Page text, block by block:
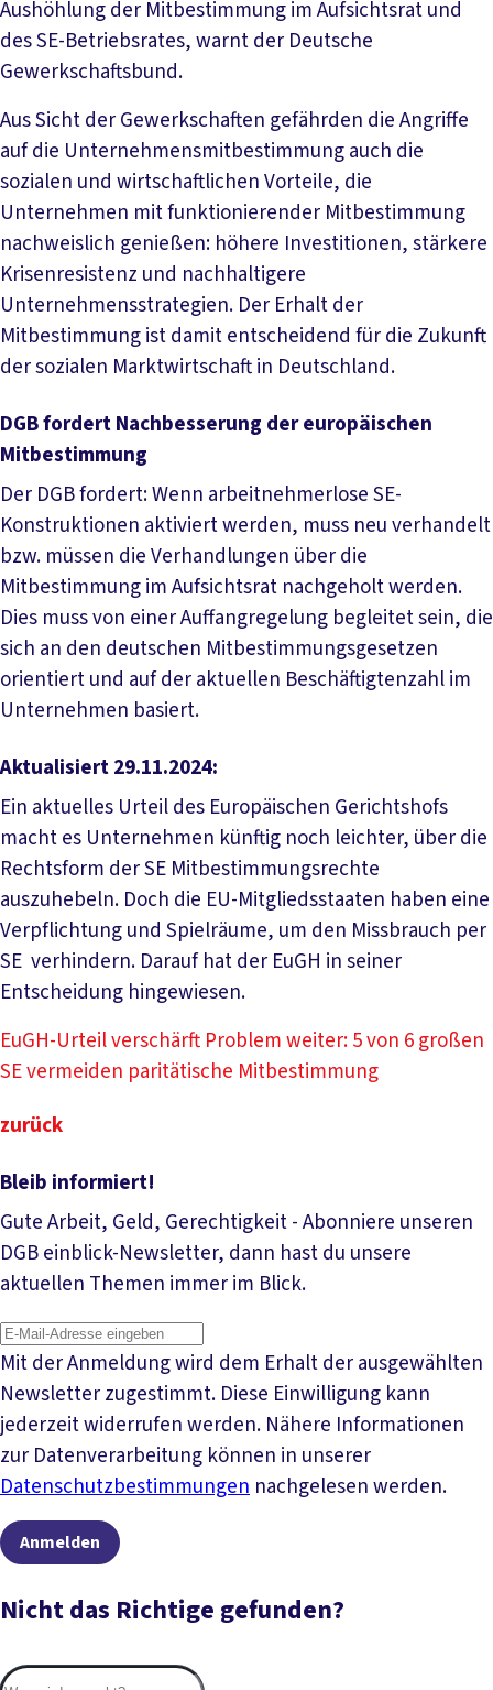
Aushöhlung der Mitbestimmung im Aufsichtsrat und
des SE-Betriebsrates, warnt der Deutsche
Gewerkschaftsbund.
Aus Sicht der Gewerkschaften gefährden die Angriffe
auf die Unternehmensmitbestimmung auch die
sozialen und wirtschaftlichen Vorteile, die
Unternehmen mit funktionierender Mitbestimmung
nachweislich genießen: höhere Investitionen, stärkere
Krisenresistenz und nachhaltigere
Unternehmensstrategien. Der Erhalt der
Mitbestimmung ist damit entscheidend für die Zukunft
der sozialen Marktwirtschaft in Deutschland.
DGB fordert Nachbesserung der europäischen
Mitbestimmung
Der DGB fordert: Wenn arbeitnehmerlose SE-
Konstruktionen aktiviert werden, muss neu verhandelt
bzw. müssen die Verhandlungen über die
Mitbestimmung im Aufsichtsrat nachgeholt werden.
Dies muss von einer Auffangregelung begleitet sein, die
sich an den deutschen Mitbestimmungsgesetzen
orientiert und auf der aktuellen Beschäftigtenzahl im
Unternehmen basiert.
Aktualisiert 29.11.2024:
Ein aktuelles Urteil des Europäischen Gerichtshofs
macht es Unternehmen künftig noch leichter, über die
Rechtsform der SE Mitbestimmungsrechte
auszuhebeln. Doch die EU-Mitgliedsstaaten haben eine
Verpflichtung und Spielräume, um den Missbrauch per
SE verhindern. Darauf hat der EuGH in seiner
Entscheidung hingewiesen.
EuGH-Urteil verschärft Problem weiter: 5 von 6 großen
SE vermeiden paritätische Mitbestimmung
zurück
Bleib informiert!
Gute Arbeit, Geld, Gerechtigkeit - Abonniere unseren
DGB einblick-Newsletter, dann hast du unsere
aktuellen Themen immer im Blick.
Mit der Anmeldung wird dem Erhalt der ausgewählten
Newsletter zugestimmt. Diese Einwilligung kann
jederzeit widerrufen werden. Nähere Informationen
zur Datenverarbeitung können in unserer
Datenschutzbestimmungen nachgelesen werden.
Anmelden
Nicht das Richtige gefunden?